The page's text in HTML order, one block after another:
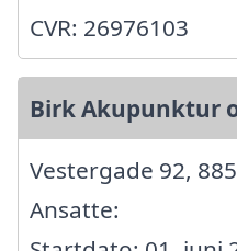
CVR: 26976103
Birk Akupunktur
Vestergade 92,
Ansatte: